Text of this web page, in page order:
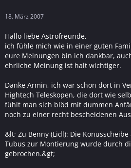
18. März 2007
Hallo liebe Astrofreunde,
ich fühle mich wie in einer guten
eure Meinungen bin ich dankbar,
ehrliche Meinung ist halt wichtiger.
Danke Armin, ich war schon dort in
Hightech Teleskopen, die dort wie
fühlt man sich blöd mit dummen
noch zu einer recht bescheidenen
&lt; Zu Benny (Lidl): Die
Tubus zur Montierung wurde durch
gebrochen.&gt;